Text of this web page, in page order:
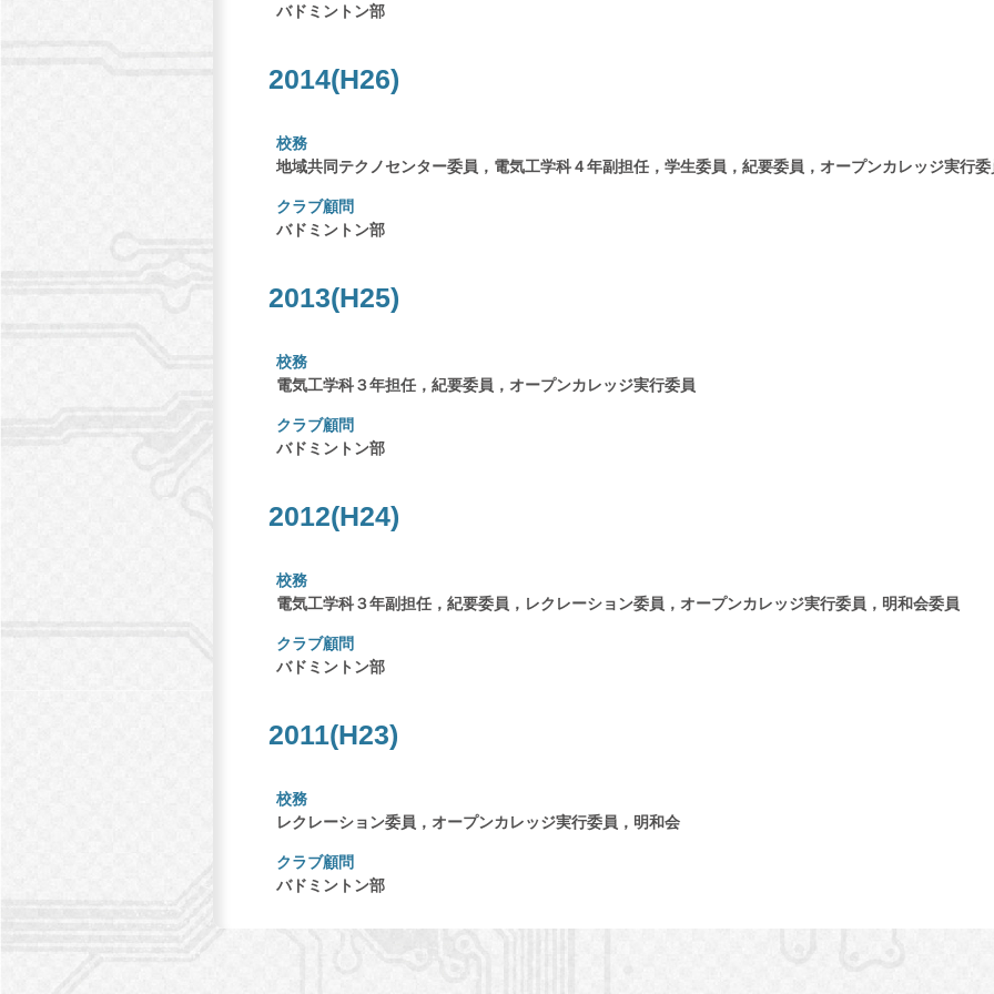
バドミントン部
2014(H26)
校務
地域共同テクノセンター委員，電気工学科４年副担任，学生委員，紀要委員，オープンカレッジ実行委
クラブ顧問
バドミントン部
2013(H25)
校務
電気工学科３年担任，紀要委員，オープンカレッジ実行委員
クラブ顧問
バドミントン部
2012(H24)
校務
電気工学科３年副担任，紀要委員，レクレーション委員，オープンカレッジ実行委員，明和会委員
クラブ顧問
バドミントン部
2011(H23)
校務
レクレーション委員，オープンカレッジ実行委員，明和会
クラブ顧問
バドミントン部